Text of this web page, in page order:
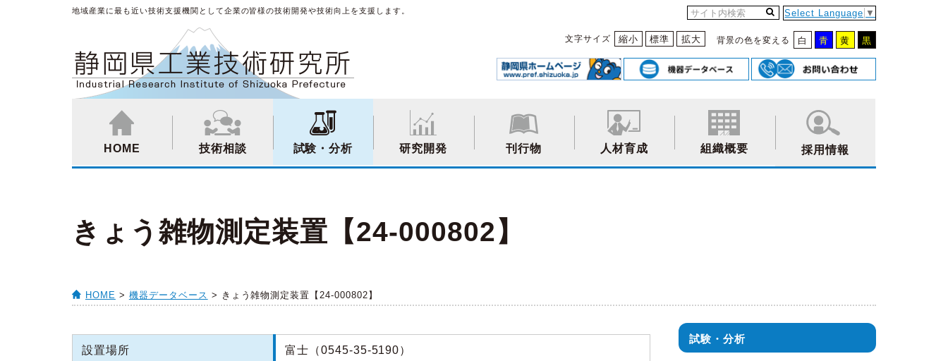
地域産業に最も近い技術支援機関として企業の皆様の技術開発や技術向上を支援します。 Select Language ▼
文字サイズ 縮小 標準 拡大 背景の色を変える 白 青 黄 黒
HOME 技術相談 試験・分析 研究開発 刊行物 人材育成 組織概要 採用情報
きょう雑物測定装置【24-000802】
HOME > 機器データベース > きょう雑物測定装置【24-000802】
設置場所 富士（0545-35-5190）
試験・分析